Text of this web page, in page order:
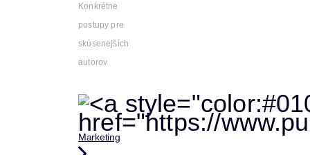
Konkrétne
postupy pre
skúsenejších
autorov
Marketing